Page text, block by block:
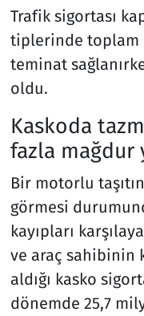
Trafik sigortası
tiplerinde toplam
teminat
oldu.
Kaskoda
fazla mağdur
Bir motorlu
görmesi
kayıpları
ve araç sahibinin
aldığı kasko
dönemde 25,7